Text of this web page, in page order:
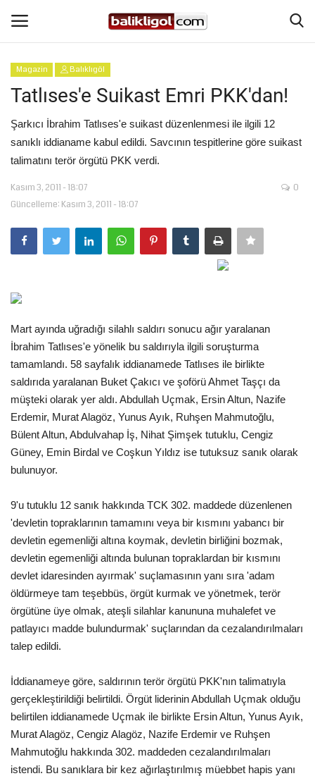
Giriş Yap
Anasayfa
Köşe Yazıları
Magazin
Şanlıurfa
Spor
Gündem
Tekno Bilim
Ekonomi
Siyaset
Yaşam
Künye
Sağlık
İletişim
Magazin Balıklıgöl
Tatlıses'e Suikast Emri PKK'dan!
Şarkıcı İbrahim Tatlıses'e suikast düzenlenmesi ile ilgili 12
sanıklı iddianame kabul edildi. Savcının tespitlerine göre suikast
talimatını terör örgütü PKK verdi.
Kasım 3, 2011 - 18:07
Güncelleme: Kasım 3, 2011 - 18:07
0
Mart ayında uğradığı silahlı saldırı sonucu ağır yaralanan
İbrahim Tatlıses'e yönelik bu saldırıyla ilgili soruşturma
tamamlandı. 58 sayfalık iddianamede Tatlıses ile birlikte
saldırıda yaralanan Buket Çakıcı ve şoförü Ahmet Taşçı da
müşteki olarak yer aldı. Abdullah Uçmak, Ersin Altun, Nazife
Erdemir, Murat Alagöz, Yunus Ayık, Ruhşen Mahmutoğlu,
Bülent Altun, Abdulvahap İş, Nihat Şimşek tutuklu, Cengiz
Güney, Emin Birdal ve Coşkun Yıldız ise tutuksuz sanık olarak
bulunuyor.
9'u tutuklu 12 sanık hakkında TCK 302. maddede düzenlenen
'devletin topraklarının tamamını veya bir kısmını yabancı bir
devletin egemenliği altına koymak, devletin birliğini bozmak,
devletin egemenliği altında bulunan topraklardan bir kısmını
devlet idaresinden ayırmak' suçlamasının yanı sıra 'adam
öldürmeye tam teşebbüs, örgüt kurmak ve yönetmek, terör
örgütüne üye olmak, ateşli silahlar kanununa muhalefet ve
patlayıcı madde bulundurmak' suçlarından da cezalandırılmaları
talep edildi.
İddianameye göre, saldırının terör örgütü PKK'nın talimatıyla
gerçekleştirildiği belirtildi. Örgüt liderinin Abdullah Uçmak olduğu
belirtilen iddianamede Uçmak ile birlikte Ersin Altun, Yunus Ayık,
Murat Alagöz, Cengiz Alagöz, Nazife Erdemir ve Ruhşen
Mahmutoğlu hakkında 302. maddeden cezalandırılmaları
istendi. Bu sanıklara bir kez ağırlaştırılmış müebbet hapis yanı